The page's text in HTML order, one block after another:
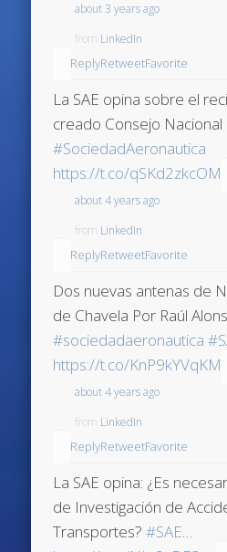
about 3 years ago
from LinkedIn
ReplyRetweetFavorite
La SAE opina sobre el
creado Consejo
#SociedadAeronautica
https://t.co/qSKd2zkcOM
about 4 years ago
from LinkedIn
ReplyRetweetFavorite
Dos nuevas antenas de
de Chavela Por Raúl
#sociedadaeronautica
https://t.co/KnP9kYVqKM
about 4 years ago
from LinkedIn
ReplyRetweetFavorite
La SAE opina: ¿Es
de Investigación de
Transportes?#SAE…